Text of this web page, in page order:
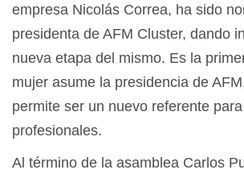
empresa Nicolás Correa, ha sido
presidenta de AFM Cluster, dando
nueva etapa del mismo. Es la
mujer asume la presidencia de
permite ser un nuevo referente
profesionales.
Al término de la asamblea Carlos